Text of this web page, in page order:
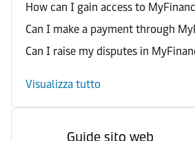
How can I gain access to
Can I make a payment through
Can I raise my disputes in
Visualizza tutto
Guide sito web